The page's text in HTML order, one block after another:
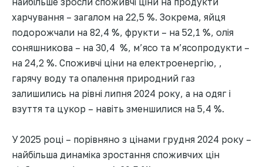
харчування – загалом на 22,5 %. Зокрема, яйця
подорожчали на 82,4 %, фрукти – на 52,1 %, олія
соняшникова – на 30,4 %, м’ясо та м’ясопродукти –
на 24,2 %. Споживчі ціни на електроенергію, ,
гарячу воду та опалення природний газ
залишились на рівні липня 2024 року, а на одяг і
взуття та цукор – навіть зменшилися на 5,4 %.
У 2025 році – порівняно з цінами грудня 2024 року –
найбільша динаміка зростання споживчих цін